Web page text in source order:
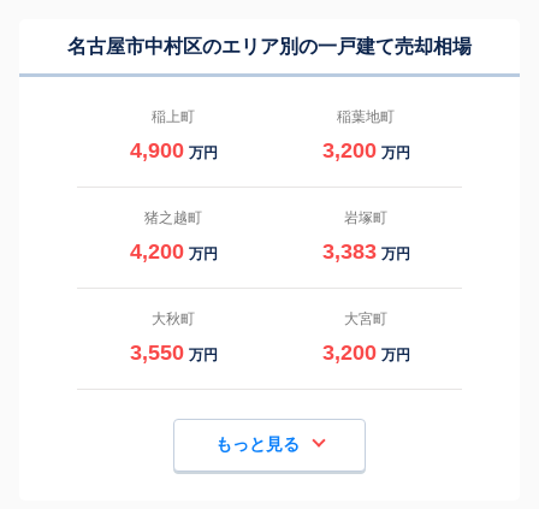
名古屋市中村区のエリア別の一戸建て売却相場
稲上町
4,900 万円
稲葉地町
3,200 万円
猪之越町
4,200 万円
岩塚町
3,383 万円
大秋町
3,550 万円
大宮町
3,200 万円
もっと見る